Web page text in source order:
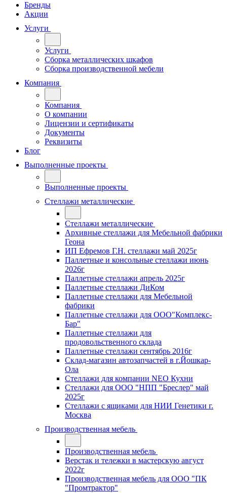
Бренды
Акции
Услуги
Услуги
Сборка металлических шкафов
Сборка производственной мебели
Компания
Компания
О компании
Лицензии и сертификаты
Документы
Реквизиты
Блог
Выполненные проекты
Выполненные проекты
Стеллажи металлические
Стеллажи металлические
Архивные стеллажи для Мебельной фабрики
Геона
ИП Ефремов Г.Н. стеллажи май 2025г
Паллетные и консольные стеллажи июнь
2026г
Паллетные стеллажи апрель 2025г
Паллетные стеллажи ДиКом
Паллетные стеллажи для Мебельной
фабрики
Паллетные стеллажи для ООО"Комплекс-
Бар"
Паллетные стеллажи для
продовольственного склада
Паллетные стеллажи сентябрь 2016г
Склад-магазин автозапчастей в г.Йошкар-
Ола
Стеллажи для компании NEO Кухни
Стеллажи для ООО "НПП "Бреслер" май
2025г
Стеллажи с ящиками для НИИ Генетики г.
Москва
Производственная мебель
Производственная мебель
Верстак и тележки в мастерскую август
2022г
Производственная мебель для ООО "ПК
"Промтрактор"